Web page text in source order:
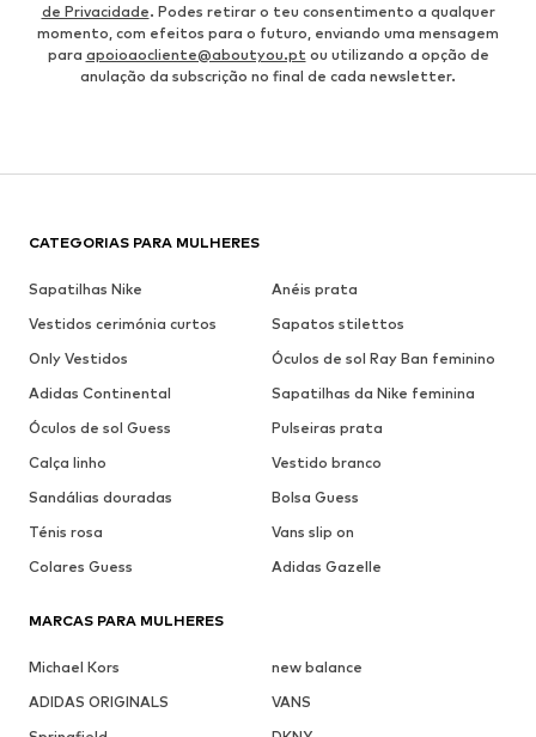
de Privacidade. Podes retirar o teu consentimento a qualquer
momento, com efeitos para o futuro, enviando uma mensagem
para apoioaocliente@aboutyou.pt ou utilizando a opção de
anulação da subscrição no final de cada newsletter.
CATEGORIAS PARA MULHERES
Sapatilhas Nike
Anéis prata
Vestidos cerimónia curtos
Sapatos stilettos
Only Vestidos
Óculos de sol Ray Ban feminino
Adidas Continental
Sapatilhas da Nike feminina
Óculos de sol Guess
Pulseiras prata
Calça linho
Vestido branco
Sandálias douradas
Bolsa Guess
Ténis rosa
Vans slip on
Colares Guess
Adidas Gazelle
MARCAS PARA MULHERES
Michael Kors
new balance
ADIDAS ORIGINALS
VANS